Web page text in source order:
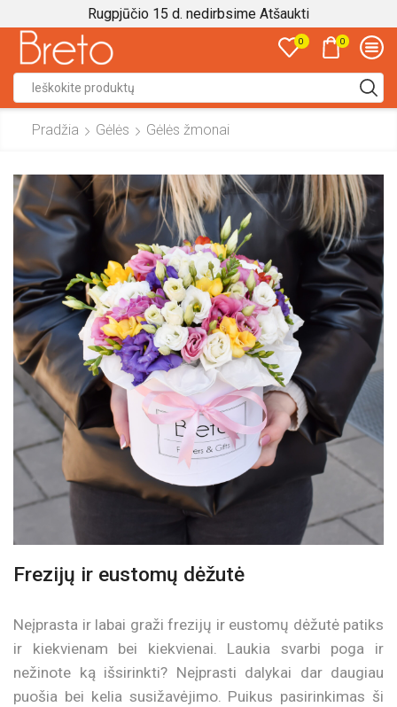
Rugpjūčio 15 d. nedirbsime Atšaukti
0 0
input
Pradžia Gėlės Gėlės žmonai
Frezijų ir eustomų dėžutė
Neįprasta ir labai graži frezijų ir eustomų dėžutė patiks
ir kiekvienam bei kiekvienai. Laukia svarbi poga ir
nežinote ką išsirinkti? Neįprasti dalykai dar daugiau
puošia bei kelia susižavėjimo. Puikus pasirinkimas ši